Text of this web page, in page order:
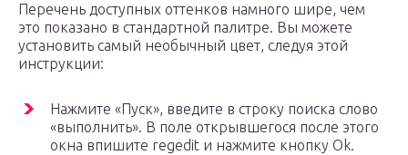
Перечень доступных оттенков намного шире, чем
это показано в стандартной палитре. Вы можете
установить самый необычный цвет, следуя этой
инструкции:
Нажмите «Пуск», введите в строку поиска слово
«выполнить». В поле открывшегося после этого
окна впишите regedit и нажмите кнопку Ok.